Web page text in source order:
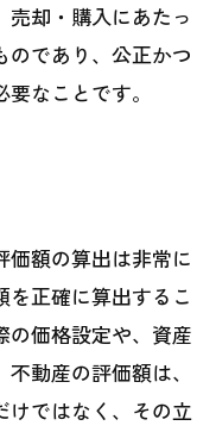
却・購入にあたっ
のであり、公正かつ
なことです。
額の算出は非常に
正確に算出するこ
の価格設定や、資産
動産の評価額は、
けではなく、その立